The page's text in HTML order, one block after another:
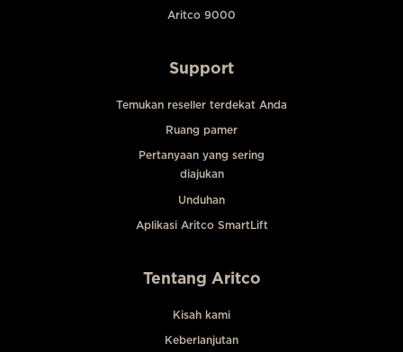
Aritco 9000
Support
Temukan reseller terdekat Anda
Ruang pamer
Pertanyaan yang sering
diajukan
Unduhan
Aplikasi Aritco SmartLift
Tentang Aritco
Kisah kami
Keberlanjutan